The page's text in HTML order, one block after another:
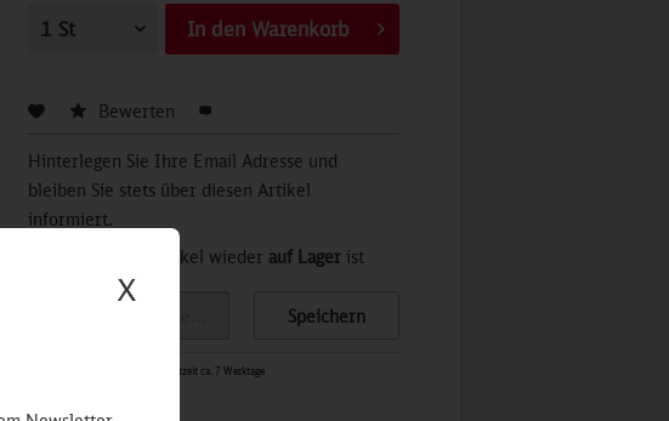
In den Warenkorb
Bewerten
Hinterlegen Sie Ihre Email Adresse und
bleiben Sie stets über diesen Artikel
informiert.
sobald der Artikel wieder auf Lager ist
Speichern
Lieferzeit ca. 7 Werktage
X